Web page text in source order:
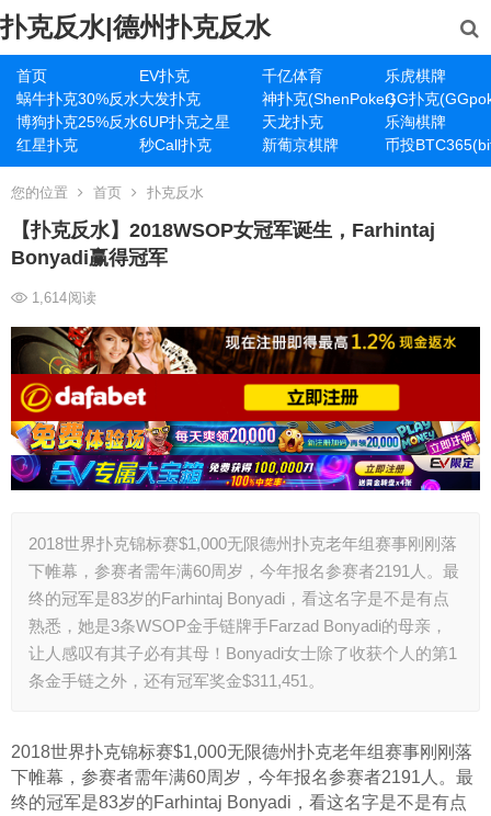
扑克反水|德州扑克反水
首页 EV扑克 千亿体育
乐虎棋牌
蜗牛扑克30%反水大发扑克 神扑克(ShenPoker)GG扑克
博狗扑克25%反水6UP扑克之星 天龙扑克
乐淘棋牌
红星扑克
秒Call扑克 新葡京棋牌 币投
您的位置 首页 扑克反水
【扑克反水】2018WSOP女冠军诞生，Farhintaj
Bonyadi赢得冠军
1,614阅读
2018世界扑克锦标赛$1,000无限德州扑克老年组赛事刚刚落
下帷幕，参赛者需年满60周岁，今年报名参赛者2191人。最
终的冠军是83岁的Farhintaj Bonyadi，看这名字是不是有点
熟悉，她是3条WSOP金手链牌手Farzad Bonyadi的母亲，
让人感叹有其子必有其母！Bonyadi女士除了收获个人的第1
条金手链之外，还有冠军奖金$311,451。
2018世界扑克锦标赛$1,000无限德州扑克老年组赛事刚刚落
下帷幕，参赛者需年满60周岁，今年报名参赛者2191人。最
终的冠军是83岁的Farhintaj Bonyadi，看这名字是不是有点